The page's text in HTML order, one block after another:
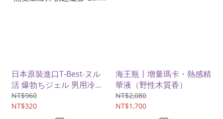
日本原裝進口T-Best‧ヌル
活 爆勃ちジェル 男用冷熱
雙重爆炸勃起凝膠-20ml
NT$960
NT$320
海王瓶丨增量瑪卡・熱感精
華液（野性木質香）
NT$2,080
NT$1,700